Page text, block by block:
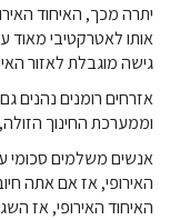
יתרה מכך, האיחוד
אותו לאטרקטיבי מאוד
גישה מוגבלת לאזור
אזרחים רומנים נהנים
וממערכת החינוך
אנשים משלמים סכומי
האירופי, אז אם אתה
האיחוד האירופי, אז